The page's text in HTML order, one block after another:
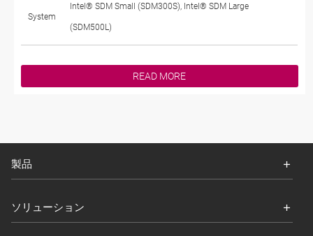
System
Intel® SDM Small (SDM300S), Intel® SDM Large
(SDM500L)
READ MORE
製品
ソリューション